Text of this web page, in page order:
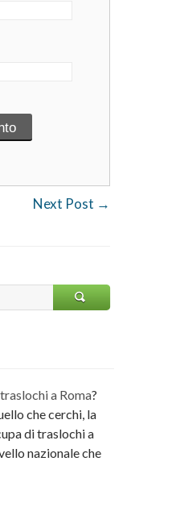
Next Post →
traslochi a Roma?
che cerchi, la
di traslochi a
nazionale che